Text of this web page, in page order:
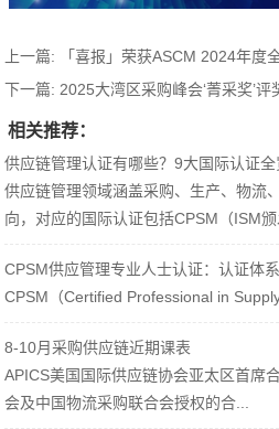
上一篇:
「喜报」荣获ASCM 2024年度
下一篇: 2025大湾区采购峰会‘菁采奖’评
相关推荐：
供应链管理认证有哪些？9大国际认证
供应链管理领域涵盖采购、生产、物流
向，对应的国际认证包括CPSM（ISM颁
CPSM供应管理专业人士认证：认证体
CPSM（Certified Professional in
8-10月采购供应链近期课表
APICS美国国际供应链协会亚太区首席
会及中国物流采购联合会授权的合...